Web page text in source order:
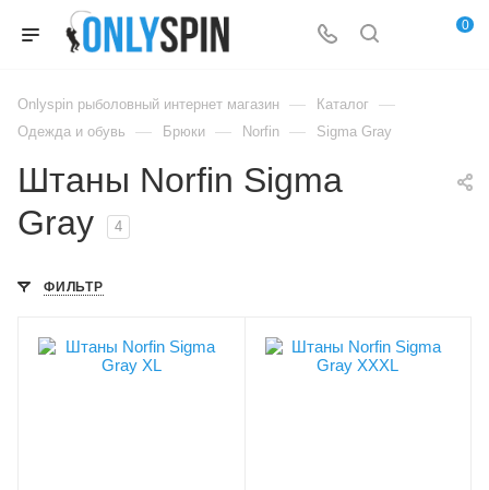
0
Onlyspin рыболовный интернет магазин — Каталог —
Одежда и обувь — Брюки — Norfin — Sigma Gray
Штаны Norfin Sigma
Gray
4
ФИЛЬТР
Материал
Nylon Taslon Ripstop
Материал
Nylon Taslon Ripstop